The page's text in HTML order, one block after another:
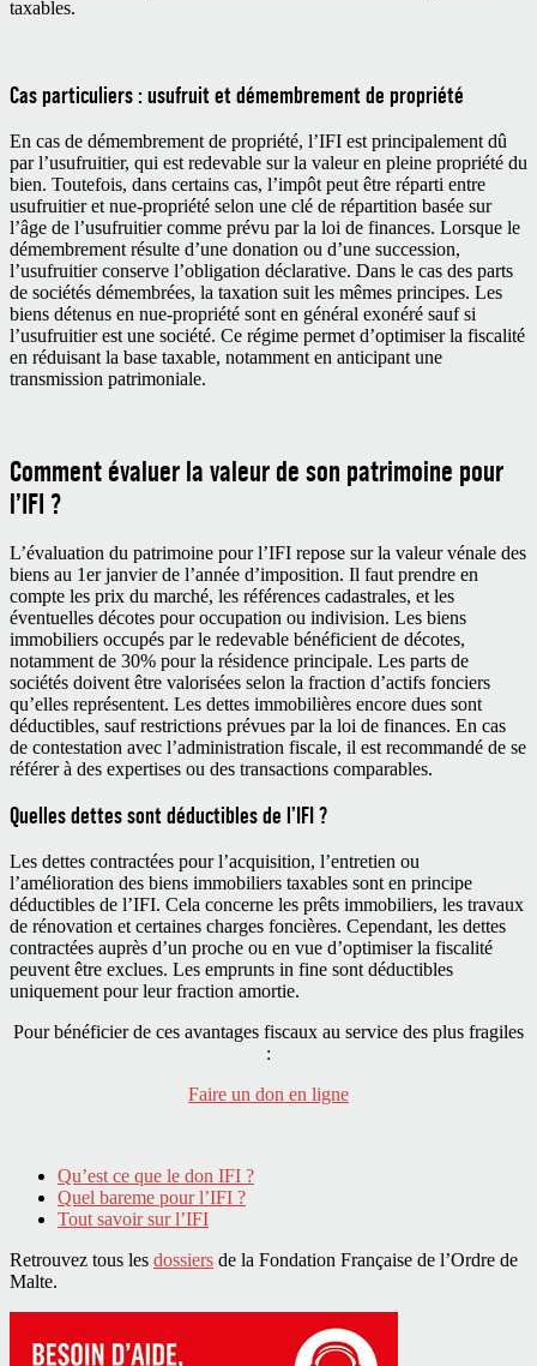
taxables.
Cas particuliers : usufruit et démembrement de propriété
En cas de démembrement de propriété, l’IFI est principalement dû
par l’usufruitier, qui est redevable sur la valeur en pleine propriété du
bien. Toutefois, dans certains cas, l’impôt peut être réparti entre
usufruitier et nue-propriété selon une clé de répartition basée sur
l’âge de l’usufruitier comme prévu par la loi de finances. Lorsque le
démembrement résulte d’une donation ou d’une succession,
l’usufruitier conserve l’obligation déclarative. Dans le cas des parts
de sociétés démembrées, la taxation suit les mêmes principes. Les
biens détenus en nue-propriété sont en général exonéré sauf si
l’usufruitier est une société. Ce régime permet d’optimiser la fiscalité
en réduisant la base taxable, notamment en anticipant une
transmission patrimoniale.
Comment évaluer la valeur de son patrimoine pour
l’IFI ?
L’évaluation du patrimoine pour l’IFI repose sur la valeur vénale des
biens au 1erjanvier de l’année d’imposition. Il faut prendre en
compte les prix du marché, les références cadastrales, et les
éventuelles décotes pour occupation ou indivision. Les biens
immobiliers occupés par le redevable bénéficient de décotes,
notamment de 30% pour la résidence principale. Les parts de
sociétés doivent être valorisées selon la fraction d’actifs fonciers
qu’elles représentent. Les dettes immobilières encore dues sont
déductibles, sauf restrictions prévues par la loi de finances. En cas
de contestation avec l’administration fiscale, il est recommandé de se
référer à des expertises ou des transactions comparables.
Quelles dettes sont déductibles de l’IFI ?
Les dettes contractées pour l’acquisition, l’entretien ou
l’amélioration des biens immobiliers taxables sont en principe
déductibles de l’IFI. Cela concerne les prêts immobiliers, les travaux
de rénovation et certaines charges foncières. Cependant, les dettes
contractées auprès d’un proche ou en vue d’optimiser la fiscalité
peuvent être exclues. Les emprunts in fine sont déductibles
uniquement pour leur fraction amortie.
Pour bénéficier de ces avantages fiscaux au service des plus fragiles
:
Faire un don en ligne
Qu’est ce que le don IFI ?
Quel bareme pour l’IFI ?
Tout savoir sur l’IFI
Retrouvez tous les dossiers de la Fondation Française de l’Ordre de
Malte.